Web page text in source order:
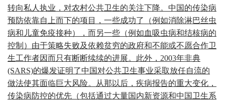
转向私人执业，对农村公共卫生的关注下降。中国的传染病
预防依靠自上而下的项目，一些成功了（例如消除淋巴丝虫
病和儿童免疫接种），而另一些（例如血吸虫病和结核病的
控制）由于策略失败及依赖贫穷的政府和不能或不愿合作卫
生工作者因而只有断断续续的进展。此外，2003年非典
(SARS)的爆发证明了中国对公共卫生事业采取放任自流的
做法使其面临巨大风险。从那以后，疾病报告的重大变化，
传染病防控的优先（包括通过大量国内新资源和中国卫生系